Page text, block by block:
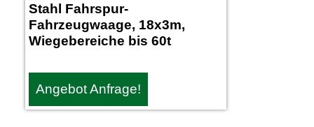
Stahl Fahrspur-
Fahrzeugwaage, 18x3m,
Wiegebereiche bis 60t
Angebot Anfrage!